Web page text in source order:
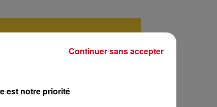
est notre priorité
Continuer sans accepter